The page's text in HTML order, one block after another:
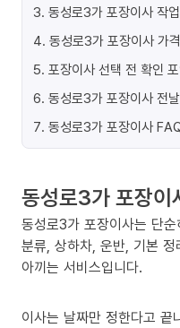
3. 동성로3가 포장이사 작
4. 동성로3가 포장이사 가
5. 포장이사 선택 전 확인
6. 동성로3가 포장이사 전
7. 동성로3가 포장이사
동성로3가 포장이
동성로3가 포장이사는 단
분류, 상하차, 운반, 기본
아끼는 서비스입니다.
이사는 날짜만 정한다고 끝